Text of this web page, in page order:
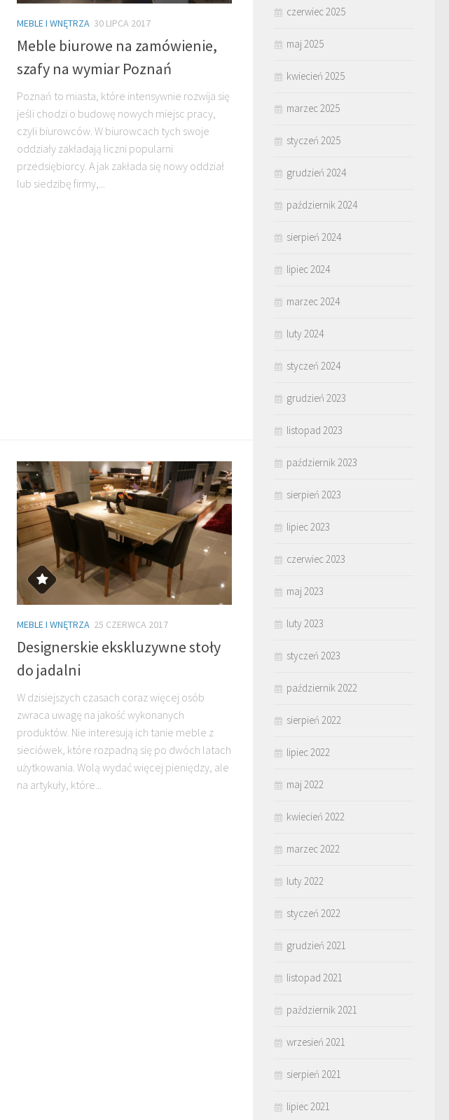
MEBLE I WNĘTRZA 30 LIPCA 2017
Meble biurowe na zamówienie,
szafy na wymiar Poznań
Poznań to miasta, które intensywnie rozwija się
jeśli chodzi o budowę nowych miejsc pracy,
czyli biurowców. W biurowcach tych swoje
oddziały zakładają liczni popularni
przedsiębiorcy. A jak zakłada się nowy oddział
lub siedzibę firmy,...
MEBLE I WNĘTRZA 25 CZERWCA 2017
Designerskie ekskluzywne stoły
do jadalni
W dzisiejszych czasach coraz więcej osób
zwraca uwagę na jakość wykonanych
produktów. Nie interesują ich tanie meble z
sieciówek, które rozpadną się po dwóch latach
użytkowania. Wolą wydać więcej pieniędzy, ale
na artykuły, które...
czerwiec 2025
maj 2025
kwiecień 2025
marzec 2025
styczeń 2025
grudzień 2024
październik 2024
sierpień 2024
lipiec 2024
marzec 2024
luty 2024
styczeń 2024
grudzień 2023
listopad 2023
październik 2023
sierpień 2023
lipiec 2023
czerwiec 2023
maj 2023
luty 2023
styczeń 2023
październik 2022
sierpień 2022
lipiec 2022
maj 2022
kwiecień 2022
marzec 2022
luty 2022
styczeń 2022
grudzień 2021
listopad 2021
październik 2021
wrzesień 2021
sierpień 2021
lipiec 2021